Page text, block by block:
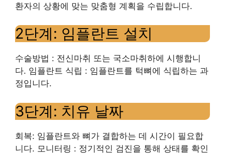
환자의 상황에 맞는 맞춤형 계획을 수립합니다.
2단계: 임플란트 설치
수술방법 : 전신마취 또는 국소마취하에 시행합니
다. 임플란트 식립 : 임플란트를 턱뼈에 식립하는 과
정입니다.
3단계: 치유 날짜
회복: 임플란트와 뼈가 결합하는 데 시간이 필요합
니다. 모니터링 : 정기적인 검진을 통해 상태를 확인